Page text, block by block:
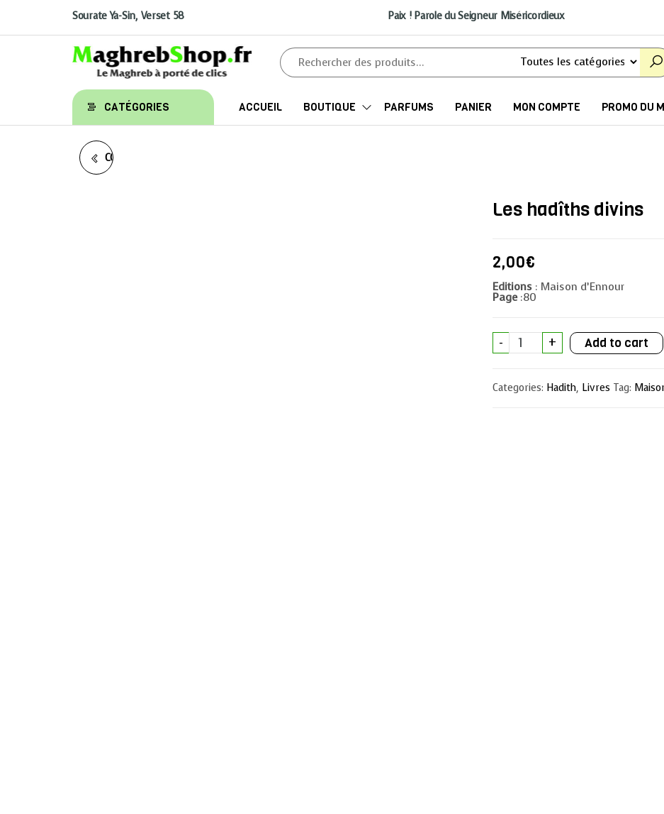
Sourate Ya-Sin, Verset 58 Paix ! Parole du Seigneur Miséricordieux
Maghrebshop
Le
Maghreb
à porter
de clics
CATÉGORIES ACCUEIL BOUTIQUE PARFUMS PANIER MON COMPTE PROMO DU
CONFLIT DE COUPLE ET
Les hadîths divins
2,00€
Editions: Maison d’Ennour
Page:80
- Les
hadîths
divins
+ Add to cart
Categories: Hadith, Livres Tag: